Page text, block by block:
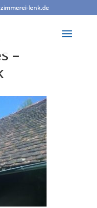
lenk.de
–